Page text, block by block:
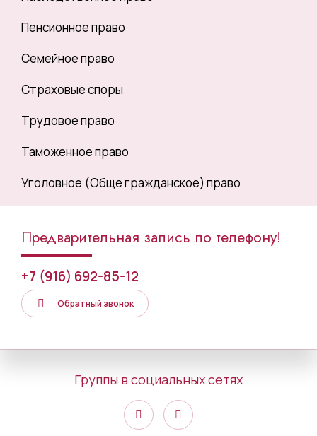
Пенсионное право
Семейное право
Страховые споры
Трудовое право
Таможенное право
Уголовное (Обще гражданское) право
Предварительная запись по телефону!
+7 (916) 692-85-12
Обратный звонок
Группы в социальных сетях